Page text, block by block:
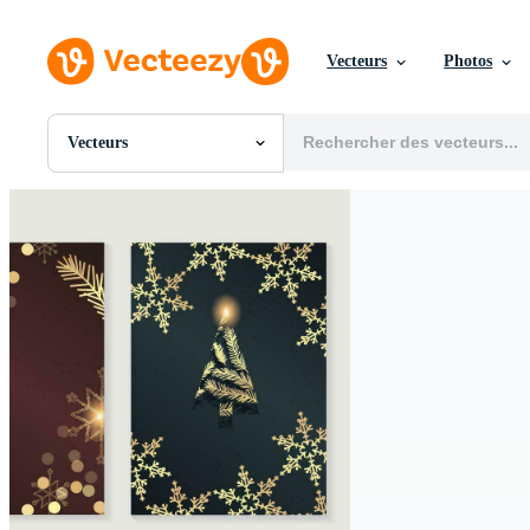
Vecteurs Photos
Vecteurs
Toutes Images
PSDs
SVGs
Modèles
Vecteurs
Motion graphics
Images Éditoriales
Événements Éditoriaux